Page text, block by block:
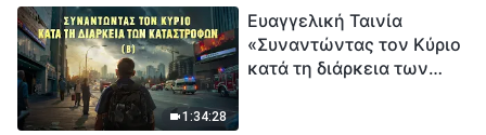
1:34:28
Ευαγγελική Ταινία
«Συναντώντας τον Κύριο
κατά τη διάρκεια των